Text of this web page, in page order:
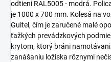
odtieni RAL5005 - modrá.
je 1000 x 700 mm. Kolesá na
Guitel, čím je zaručené malé
ťažkých prevádzkových
krytom, ktorý bráni
zanášaniu ložiska rôznymi